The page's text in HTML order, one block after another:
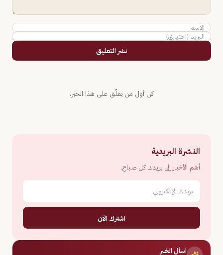
نشر التعليق
كن أول من يعلّق على هذا الخبر.
النشرة البريدية
أهم الأخبار إلى بريدك كل صباح.
اشترك الآن
اسأل الخبر